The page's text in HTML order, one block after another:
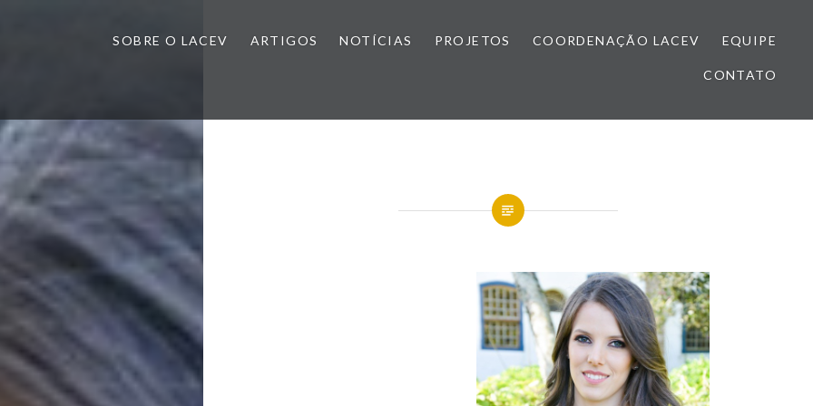
SOBRE O LACEV ARTIGOS NOTÍCIAS PROJETOS COORDENAÇÃO LACEV EQUIPE
CONTATO